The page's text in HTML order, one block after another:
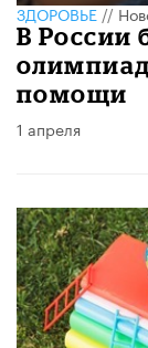
ЗДОРОВЬЕ//
В России
помощи
1 апреля